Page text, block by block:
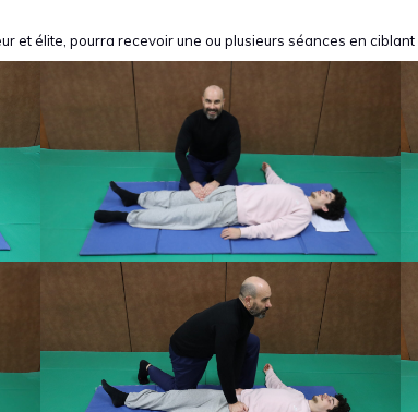
et élite, pourra recevoir une ou plusieurs séances en